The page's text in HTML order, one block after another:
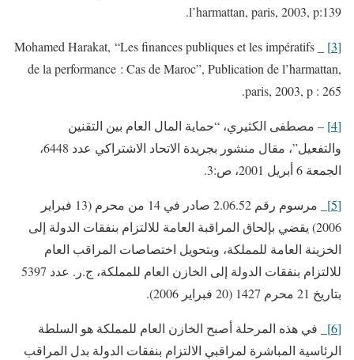
l’harmattan, paris, 2003, p:139.
[3]
_ Mohamed Harakat, “Les finances publiques et les impératifs
de la performance : Cas de Maroc”, Publication de l’harmattan,
paris, 2003, p : 265.
[4]
– مصطفى الكثيري، “حماية المال العام بين التقنين
والتفعيل”، مقال منشور بجريدة الاتحاد الاشتراكي عدد 6448،
الجمعة 6 أبريل 2001، ص:3.
[5]
_ مرسوم رقم 2.06.52 صادر في 14 من محرم (13 فبراير
2006) يقضي بإلحاق المراقبة العامة للالتزام بنفقات الدولة إلى
الخزينة العامة للمملكة، وبتحويل اختصاصات المراقب العام
للالتزام بنفقات الدولة إلى الخازن العام للمملكة، ج.ر. عدد 5397
بتاريخ 21 محرم 1427 (20 فبراير 2006).
[6]
_ في هذه المرحلة أصبح الخازن العام للمملكة هو السلطة
الرئاسية المباشرة لمراقبي الالتزام بنفقات الدولة بدل المراقب